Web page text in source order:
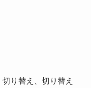
り替え、切り替え